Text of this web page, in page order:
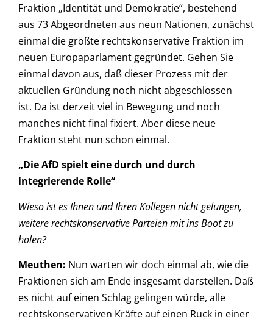
Fraktion „Identität und Demokratie“, bestehend
aus 73 Abgeordneten aus neun Nationen, zunächst
einmal die größte rechtskonservative Fraktion im
neuen Europaparlament gegründet. Gehen Sie
einmal davon aus, daß dieser Prozess mit der
aktuellen Gründung noch nicht abgeschlossen
ist. Da ist derzeit viel in Bewegung und noch
manches nicht final fixiert. Aber diese neue
Fraktion steht nun schon einmal.
„Die AfD spielt eine durch und durch
integrierende Rolle“
Wieso ist es Ihnen und Ihren Kollegen nicht gelungen,
weitere rechtskonservative Parteien mit ins Boot zu
holen?
Meuthen: Nun warten wir doch einmal ab, wie die
Fraktionen sich am Ende insgesamt darstellen. Daß
es nicht auf einen Schlag gelingen würde, alle
rechtskonservativen Kräfte auf einen Ruck in einer